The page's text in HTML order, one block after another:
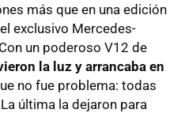
más que en una edición
exclusivo Mercedes-
un poderoso V12 de
la luz y arrancaba en
no fue problema: todas
última la dejaron para